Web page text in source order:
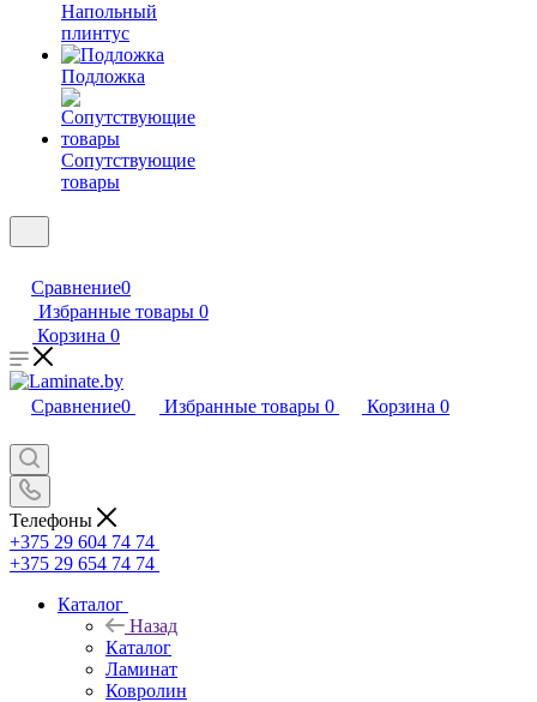
Напольный
плинтус
Подложка
Сопутствующие
товары
Сравнение0
Избранные товары 0
Корзина 0
Сравнение0 Избранные товары 0 Корзина 0
Телефоны
+375 29 604 74 74
+375 29 654 74 74
Каталог
Назад
Каталог
Ламинат
Ковролин